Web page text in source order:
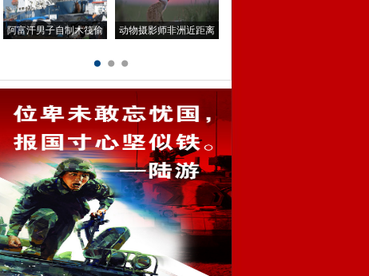
女白领为早回家抢停车 俄罗斯军队阅兵彩排